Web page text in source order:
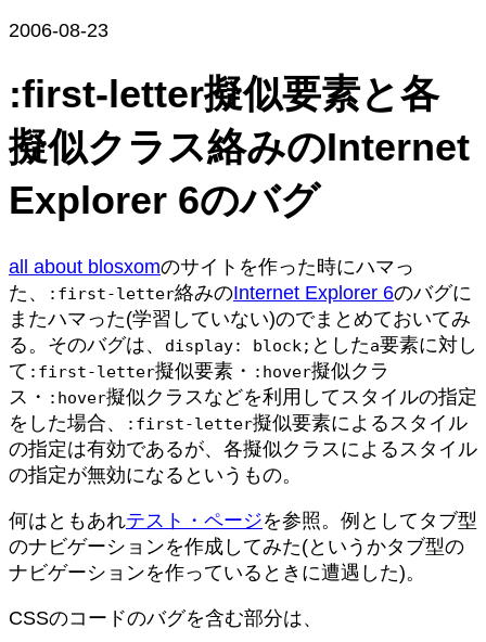
2006-08-23
:first-letter擬似要素と各
擬似クラス絡みのInternet
Explorer 6のバグ
all about blosxomのサイトを作った時にハマっ
た、
:first-letter絡みのInternet Explorer 6のバグに
またハマった(学習していない)のでまとめておいてみ
る。そのバグは、
display: block; としたa要素に対し
て :first-letter擬似要素・ :hover擬似クラ
ス・ :hover擬似クラスなどを利用してスタイルの指定
をした場合、
:first-letter擬似要素によるスタイル
の指定は有効であるが、各擬似クラスによるスタイル
の指定が無効になるというもの。
何はともあれテスト・ページを参照。例としてタブ型
のナビゲーションを作成してみた(というかタブ型の
ナビゲーションを作っているときに遭遇した)。
CSSのコードのバグを含む部分は、